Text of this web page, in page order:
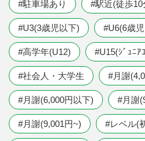
#駐車場あり #駅近(徒歩10
#U3(3歳児以下) #U6(6歳
#高学年(U12) #U15(ｼﾞｭﾆｱ
#社会人・大学生 #月謝
#月謝(6,000円以下) #月謝
#月謝(9,001円~) #レベル(